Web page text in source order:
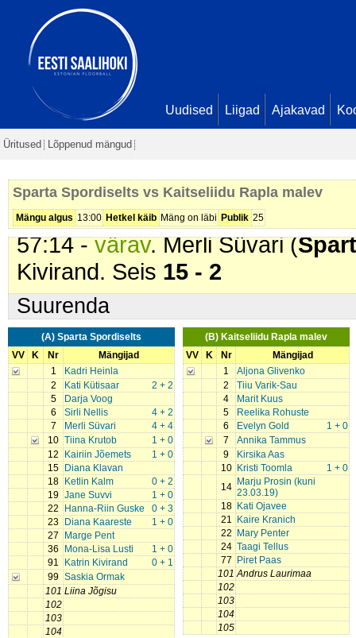
Uudised Liigad Ajakavad
Üritused Lõppenud mängud
Sparta Spordiselts vs Kaitseliidu Rapla malev
Mängu algus 13:00 Hetkel käib Mäng on läbi Publik 25
Guske. Seis
44:29 -värav
46:08 -värav
Seis13 - 2
54:22 -karistus (216 - Liiga
56:17 -värav. Kati Kütisaar (
Seis14 - 2
57:14 -värav. Merli Süvari (
Kivirand. Seis 15 - 2
Suurenda
(A) Sparta Spordiselts
VV
K Nr
Mängijad
1
Kadri Heinla
2
2 + 2
Kati Kütisaar
5
Darja Voog
6
4 + 2
Sirli Nellis
7
4 + 4
Merli Süvari
10
1 + 0
Tiina Krutob
12
1 + 0
Kairiin Jõemets
15
Diana Klavan
18
0 + 2
Ketlin Kalm
19
1 + 0
Jane Suvvi
22
0 + 3
Hanna-Riin Guske
23
1 + 0
Diana Kaareste
27
Marge Pent
36
1 + 0
Mona-Lisa Lusti
91
0 + 1
Katrin Kivirand
99 Saskia Ormak
101 Liina Jõgisu
102
103
104
(B) Kaitseliidu Rapla malev
VV
K Nr
Mängijad
1
Aljona Glivenko
2
Tiiu Varik-Sau
4
Marit Kuus
5
Reelika Rohuste
6
1 + 0
Evelyn Gold
7
Annika Tammus
9
Kirsika Aas
10
1 + 0
Kristi Toomla
14
Marju Prosin (kuni
23.03.19)
18
Kati Ojavee
21
Kaire Kranich
22
Mary Penter
24 Taagi Tellus
77
Piret Paas
101 Andrus Laurimaa
102
103
104
105